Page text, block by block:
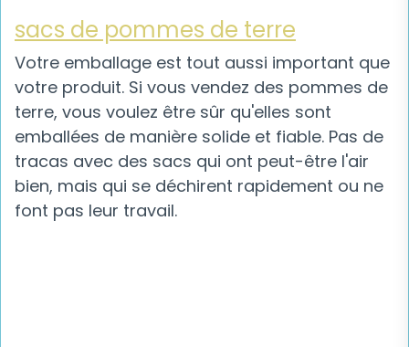
sacs de pommes de terre
Votre emballage est tout aussi important que
votre produit. Si vous vendez des pommes de
terre, vous voulez être sûr qu'elles sont
emballées de manière solide et fiable. Pas de
tracas avec des sacs qui ont peut-être l'air
bien, mais qui se déchirent rapidement ou ne
font pas leur travail.